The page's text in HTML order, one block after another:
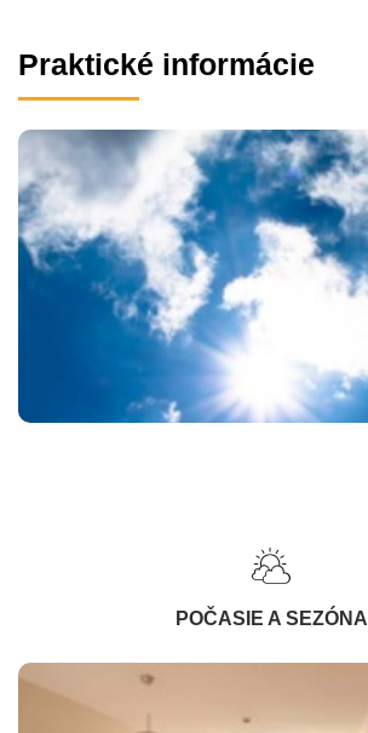
Praktické informácie
POČASIE A SEZÓNA